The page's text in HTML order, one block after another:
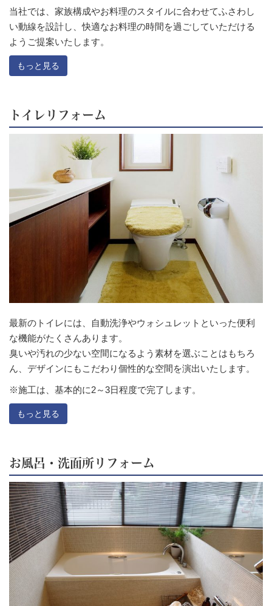
当社では、家族構成やお料理のスタイルに合わせてふさわし
い動線を設計し、快適なお料理の時間を過ごしていただける
ようご提案いたします。
もっと見る
トイレリフォーム
最新のトイレには、自動洗浄やウォシュレットといった便利
な機能がたくさんあります。
臭いや汚れの少ない空間になるよう素材を選ぶことはもちろ
ん、デザインにもこだわり個性的な空間を演出いたします。
※施工は、基本的に2～3日程度で完了します。
もっと見る
お風呂・洗面所リフォーム